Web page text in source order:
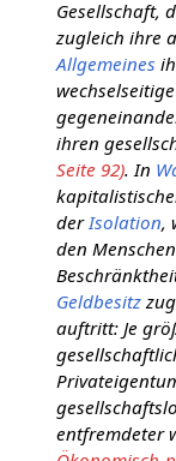
Gesellschaft,
zugleich ihre
Allgemeines
ihren
Seite 92). In
derIsolation,
den
Geldbesitz
auftritt: Je
entfremdeter